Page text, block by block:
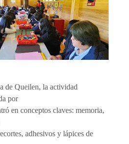
de Queilen, la actividad
por
en conceptos claves: memoria,
adhesivos y lápices de